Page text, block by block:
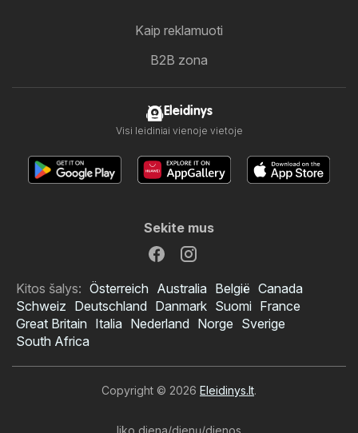
Kaip reklamuoti
B2B zona
Eleidinys
Visi leidiniai vienoje vietoje
Sekite mus
Kitos šalys: Österreich Australia België Canada
Schweiz Deutschland Danmark Suomi France
Great Britain Italia Nederland Norge Sverige
South Africa
Copyright © 2026 Eleidinys.lt.
liko diena/dienų/dienos